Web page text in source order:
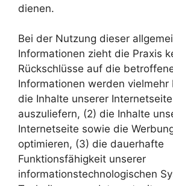
dienen.
Bei der Nutzung dieser
Informationen zieht die Praxis
Rückschlüsse auf die
Informationen werden vielmehr
die Inhalte unserer
auszuliefern, (2) die Inhalte
Internetseite sowie die
optimieren, (3) die dauerhafte
Funktionsfähigkeit unserer
informationstechnologischen